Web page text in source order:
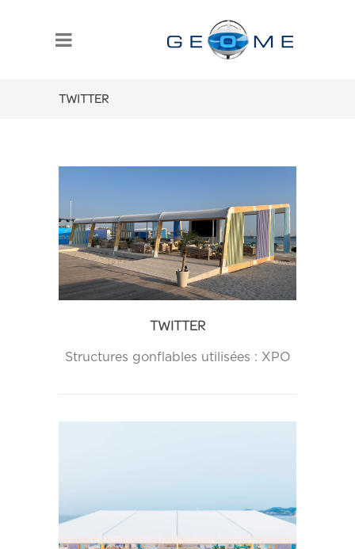
TWITTER
TWITTER
Structures gonflables utilisées : XPO